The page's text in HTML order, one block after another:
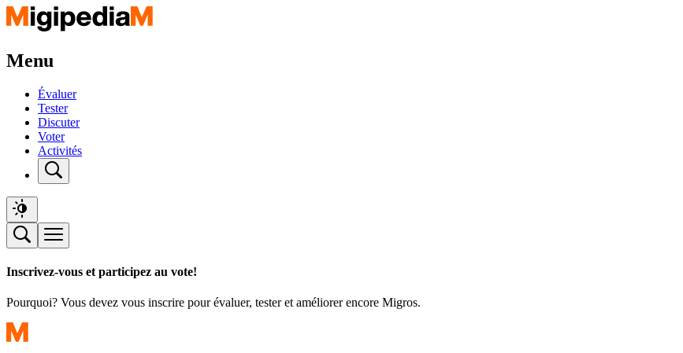
Menu
Évaluer
Tester
Discuter
Voter
Activités
Inscrivez-vous et participez au vote!
Pourquoi? Vous devez vous inscrire pour évaluer, tester et améliorer encore Migros.